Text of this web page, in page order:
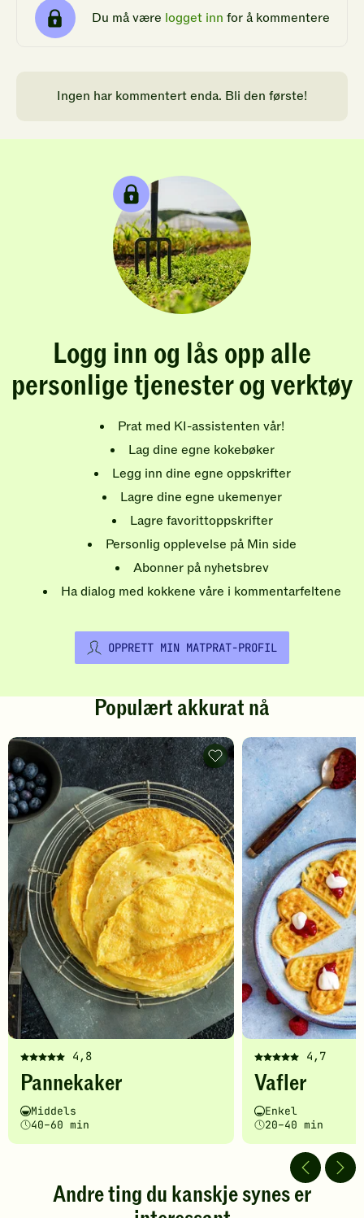
Du må være logget inn for å kommentere
Ingen har kommentert enda. Bli den første!
Logg inn og lås opp alle
personlige tjenester og verktøy
Prat med KI-assistenten vår!
Lag dine egne kokebøker
Legg inn dine egne oppskrifter
Lagre dine egne ukemenyer
Lagre favorittoppskrifter
Personlig opplevelse på Min side
Abonner på nyhetsbrev
Ha dialog med kokkene våre i kommentarfeltene
OPPRETT MIN MATPRAT-PROFIL
Populært akkurat nå
4,8
Denne
oppskriften
fått
5
av
stjerner.
Pannekaker
Vanskelighetsgrad
Middels
Tilberedningstid
40–60 min
Pannekaker
-
legg
til
favoritter
4,7
Denne
oppskriften
fått
5
av
stjerner.
Klikk
Vafler
Vanskelighetsgrad
Enkel
Tilberedningstid
20–40 min
Andre ting du kanskje synes er